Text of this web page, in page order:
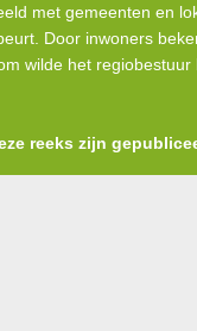
met gemeenten en
Door inwoners
wilde het
reeks zijn